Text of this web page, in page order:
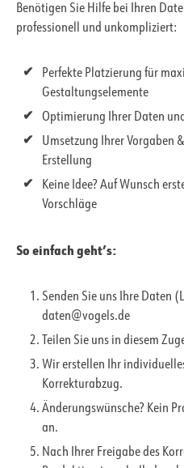
Benötigen Sie Hilfe bei Ihren
professionell und unkompliziert:
Perfekte Platzierung für
Gestaltungselemente
Optimierung Ihrer Daten
Umsetzung Ihrer Vorgaben
Erstellung
Keine Idee? Auf Wunsch
Vorschläge
So einfach geht’s:
Senden Sie uns Ihre Daten
daten@vogels.de
Teilen Sie uns in diesem
Wir erstellen Ihr
Korrekturabzug.
Änderungswünsche? Kein
an.
Nach Ihrer Freigabe des